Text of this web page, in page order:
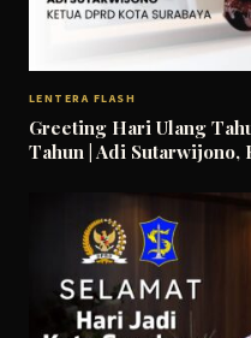
LENTERA FLASH
Greeting Hari Ulang
Tahun | Adi Sutarwijono,